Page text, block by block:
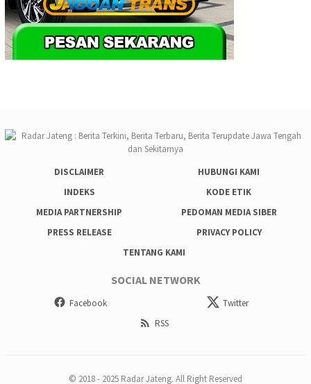
DISCLAIMER
HUBUNGI KAMI
INDEKS
KODE ETIK
MEDIA PARTNERSHIP
PEDOMAN MEDIA SIBER
PRESS RELEASE
PRIVACY POLICY
TENTANG KAMI
SOCIAL NETWORK
Facebook
Twitter
RSS
© 2018 - 2025 Radar Jateng. All Right Reserved